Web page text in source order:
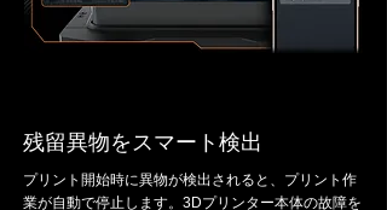
残留異物をスマート検出
プリント開始時に異物が検出されると、プリント作
業が自動で停止します。3Dプリンター本体の故障を